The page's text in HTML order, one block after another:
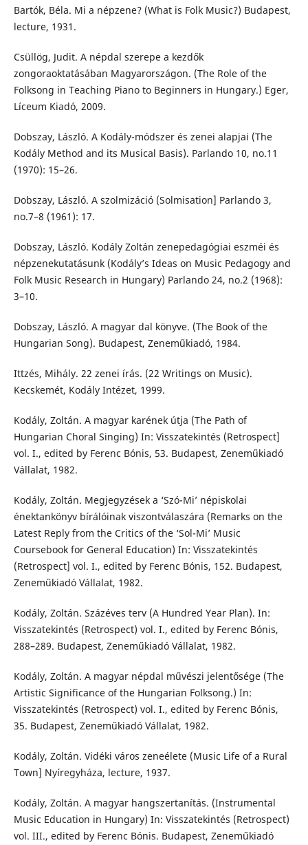
Bartók, Béla. Mi a népzene? (What is Folk Music?) Budapest,
lecture, 1931.
Csüllög, Judit. A népdal szerepe a kezdők
zongoraoktatásában Magyarországon. (The Role of the
Folksong in Teaching Piano to Beginners in Hungary.) Eger,
Líceum Kiadó, 2009.
Dobszay, László. A Kodály-módszer és zenei alapjai (The
Kodály Method and its Musical Basis). Parlando 10, no.11
(1970): 15–26.
Dobszay, László. A szolmizáció (Solmisation] Parlando 3,
no.7–8 (1961): 17.
Dobszay, László. Kodály Zoltán zenepedagógiai eszméi és
népzenekutatásunk (Kodály’s Ideas on Music Pedagogy and
Folk Music Research in Hungary) Parlando 24, no.2 (1968):
3–10.
Dobszay, László. A magyar dal könyve. (The Book of the
Hungarian Song). Budapest, Zeneműkiadó, 1984.
Ittzés, Mihály. 22 zenei írás. (22 Writings on Music).
Kecskemét, Kodály Intézet, 1999.
Kodály, Zoltán. A magyar karének útja (The Path of
Hungarian Choral Singing) In: Visszatekintés (Retrospect]
vol. I., edited by Ferenc Bónis, 53. Budapest, Zeneműkiadó
Vállalat, 1982.
Kodály, Zoltán. Megjegyzések a ‘Szó-Mi’ népiskolai
énektankönyv bírálóinak viszontválaszára (Remarks on the
Latest Reply from the Critics of the ‘Sol-Mi’ Music
Coursebook for General Education) In: Visszatekintés
(Retrospect] vol. I., edited by Ferenc Bónis, 152. Budapest,
Zeneműkiadó Vállalat, 1982.
Kodály, Zoltán. Százéves terv (A Hundred Year Plan). In:
Visszatekintés (Retrospect) vol. I., edited by Ferenc Bónis,
288–289. Budapest, Zeneműkiadó Vállalat, 1982.
Kodály, Zoltán. A magyar népdal művészi jelentősége (The
Artistic Significance of the Hungarian Folksong.) In:
Visszatekintés (Retrospect) vol. I., edited by Ferenc Bónis,
35. Budapest, Zeneműkiadó Vállalat, 1982.
Kodály, Zoltán. Vidéki város zeneélete (Music Life of a Rural
Town] Nyíregyháza, lecture, 1937.
Kodály, Zoltán. A magyar hangszertanítás. (Instrumental
Music Education in Hungary) In: Visszatekintés (Retrospect)
vol. III., edited by Ferenc Bónis. Budapest, Zeneműkiadó